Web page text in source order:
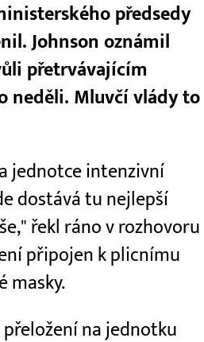
předsedy
Johnson oznámil
přetrvávajícím
neděli. Mluvčí vlády to
jednotce intenzivní
dostává tu nejlepší
řekl ráno v rozhovoru
připojen k plicnímu
masky.
na jednotku